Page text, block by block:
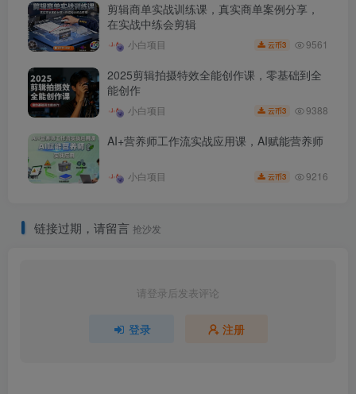
剪辑商单实战训练课，真实商单案例分享，
在实战中练会剪辑
小白项目 云币3 9561
2025剪辑拍摄特效全能创作课，零基础到全
能创作
小白项目 云币3 9388
AI+营养师工作流实战应用课，AI赋能营养师
小白项目 云币3 9216
链接过期，请留言 抢沙发
请登录后发表评论
登录 注册